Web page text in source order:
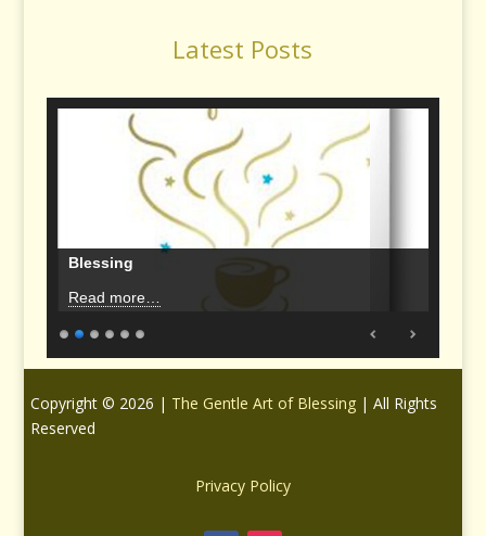
Latest Posts
Blessing
Read more…
Copyright © 2026 | The Gentle Art of Blessing | All Rights
Reserved
Privacy Policy